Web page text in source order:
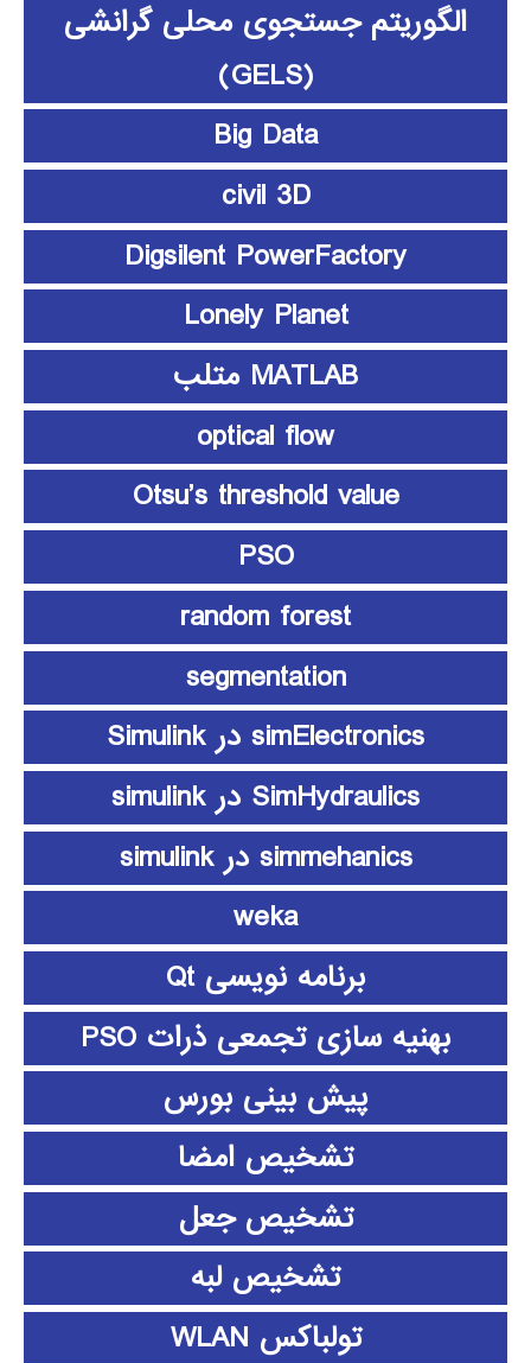
الگوریتم جستجوی محلی گرانشی
(GELS)
Big Data
civil 3D
Digsilent PowerFactory
Lonely Planet
MATLAB متلب
optical flow
Otsu’s threshold value
PSO
random forest
segmentation
simElectronics در Simulink
SimHydraulics در simulink
simmehanics در simulink
weka
برنامه نویسی Qt
بهنیه سازی تجمعی ذرات PSO
پیش بینی بورس
تشخیص امضا
تشخیص جعل
تشخیص لبه
تولباکس WLAN